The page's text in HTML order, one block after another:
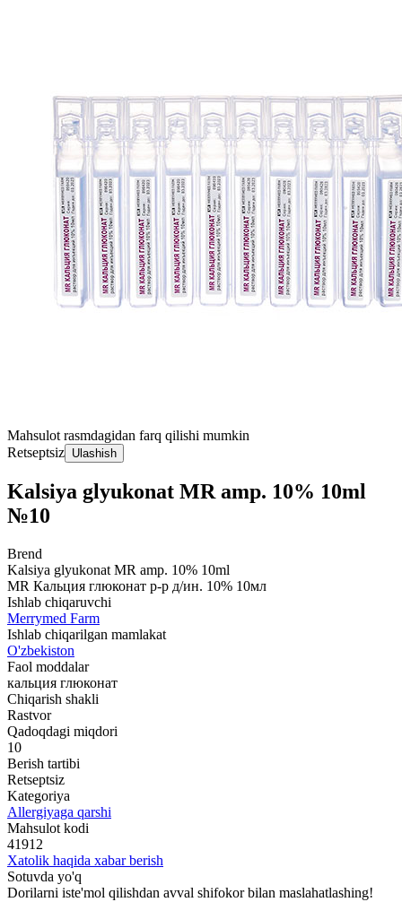
Mahsulot rasmdagidan farq qilishi mumkin
Retseptsiz Ulashish
Kalsiya glyukonat MR amp. 10% 10ml
№10
Brend
Kalsiya glyukonat MR amp. 10% 10ml
MR Кальция глюконат р-р д/ин. 10% 10мл
Ishlab chiqaruvchi
Merrymed Farm
Ishlab chiqarilgan mamlakat
O'zbekiston
Faol moddalar
кальция глюконат
Chiqarish shakli
Rastvor
Qadoqdagi miqdori
10
Berish tartibi
Retseptsiz
Kategoriya
Allergiyaga qarshi
Mahsulot kodi
41912
Xatolik haqida xabar berish
Sotuvda yo'q
Dorilarni iste'mol qilishdan avval shifokor bilan maslahatlashing!